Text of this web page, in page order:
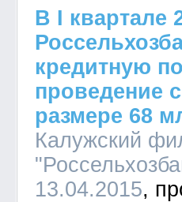
В I квартале
кредитную
проведение
размере 68
Калужский
13.04.2015